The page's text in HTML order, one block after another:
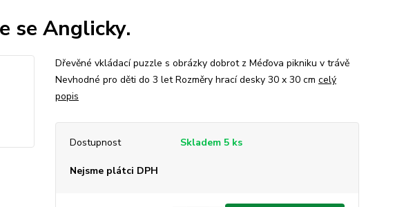
se Anglicky.
Dřevěné vkládací puzzle s obrázky dobrot z Méďova pikniku v trávě
Nevhodné pro děti do 3 let Rozměry hrací desky 30 x 30 cm celý
popis
Dostupnost Skladem 5 ks
Nejsme plátci DPH